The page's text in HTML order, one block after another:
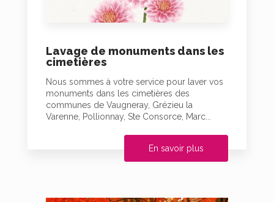
Lavage de monuments dans les
cimetières
Nous sommes à votre service pour laver vos
monuments dans les cimetières des
communes de Vaugneray, Grézieu la
Varenne, Pollionnay, Ste Consorce, Marc...
En savoir plus